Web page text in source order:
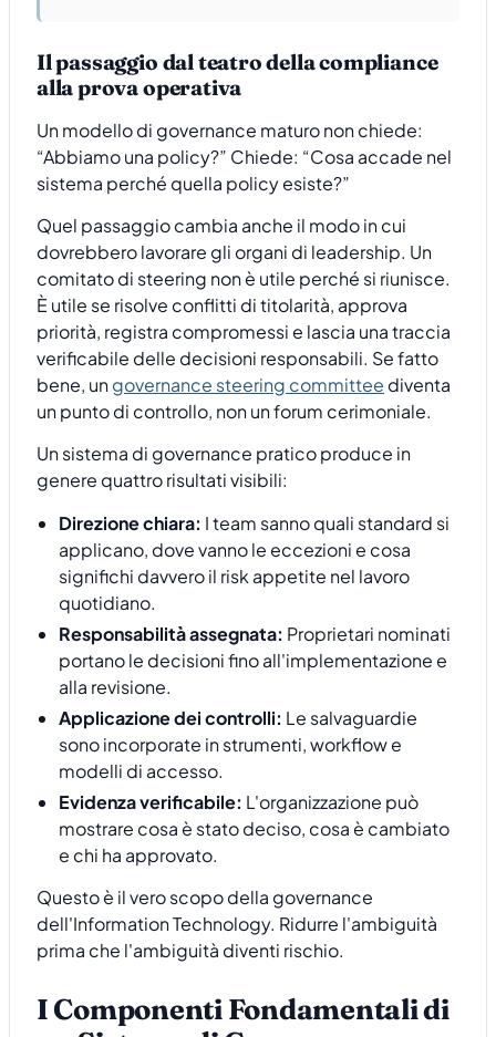
Il passaggio dal teatro della compliance
alla prova operativa
Un modello di governance maturo non chiede:
“Abbiamo una policy?” Chiede: “Cosa accade nel
sistema perché quella policy esiste?”
Quel passaggio cambia anche il modo in cui
dovrebbero lavorare gli organi di leadership. Un
comitato di steering non è utile perché si riunisce.
È utile se risolve conflitti di titolarità, approva
priorità, registra compromessi e lascia una traccia
verificabile delle decisioni responsabili. Se fatto
bene, ungovernance steering committee diventa
un punto di controllo, non un forum cerimoniale.
Un sistema di governance pratico produce in
genere quattro risultati visibili:
Direzione chiara: I team sanno quali standard si
applicano, dove vanno le eccezioni e cosa
significhi davvero il risk appetite nel lavoro
quotidiano.
Responsabilità assegnata: Proprietari nominati
portano le decisioni fino all'implementazione e
alla revisione.
Applicazione dei controlli: Le salvaguardie
sono incorporate in strumenti, workflow e
modelli di accesso.
Evidenza verificabile: L'organizzazione può
mostrare cosa è stato deciso, cosa è cambiato
e chi ha approvato.
Questo è il vero scopo della governance
dell'Information Technology. Ridurre l'ambiguità
prima che l'ambiguità diventi rischio.
I Componenti Fondamentali di